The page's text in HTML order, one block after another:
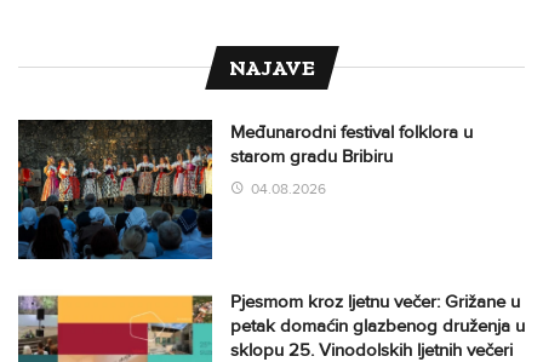
NAJAVE
Međunarodni festival folklora u
starom gradu Bribiru
04.08.2026
Pjesmom kroz ljetnu večer: Grižane u
petak domaćin glazbenog druženja u
sklopu 25. Vinodolskih ljetnih večeri